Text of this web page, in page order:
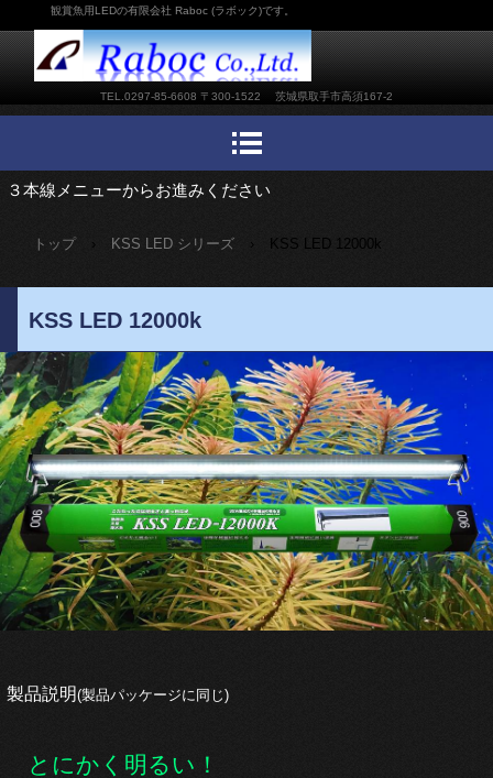
観賞魚用LEDの有限会社 Raboc (ラボック)です。
TEL.0297-85-6608 〒300-1522 茨城県取手市高須167-2
３本線メニューからお進みください
トップ › KSS LED シリーズ › KSS LED 12000k
KSS LED 12000k
製品説明(製品パッケージに同じ)
とにかく明るい！